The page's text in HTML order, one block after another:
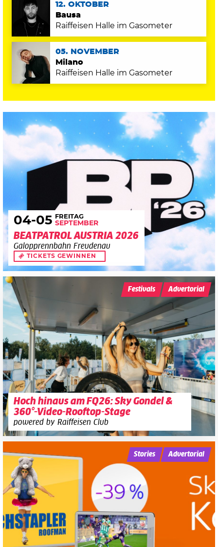
12. OKTOBER
Bausa
Raiffeisen Halle im Gasometer
05. NOVEMBER
Milano
Raiffeisen Halle im Gasometer
04-05 FREITAG
SEPTEMBER
BEATPATROL AUSTRIA 2026
Galopprennbahn Freudenau
TICKETS GEWINNEN
Hoch hinaus am FQ26: Sky Gondel &
360°-Video-Rooftop-Stage
powered by Raiffeisen Club
Festivals Advertorial
Stories Advertorial